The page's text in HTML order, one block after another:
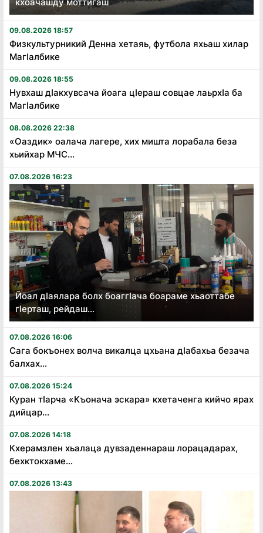
09.08.2026 18:57
Физкультурникий Денна хетаяь, футбола яхьаш хилар
Магӏалбике
09.08.2026 18:55
Нувхаш дӏакхувсача йоага цӏераш совцае лаьрхӏа ба
Магӏалбике
08.08.2026 22:38
«Оаздик» оалача лагере, хих мишта лорабала беза
хьийхар МЧС...
07.08.2026 16:23
Йоал дӏаялара болх боаггӏача боараме хьаоттабе
гӏерташ, рейдаш...
07.08.2026 16:06
Сага бокъонех волча викалца цхьана дӏабахьа безача
балхах...
07.08.2026 15:24
Куран тӏарча «Къонача эскара» кхетаченга кийчо ярах
дийцар...
07.08.2026 14:18
Кхерамзлен хьалаца дувзаденнараш лорацадарах,
бехктокхаме...
07.08.2026 13:43